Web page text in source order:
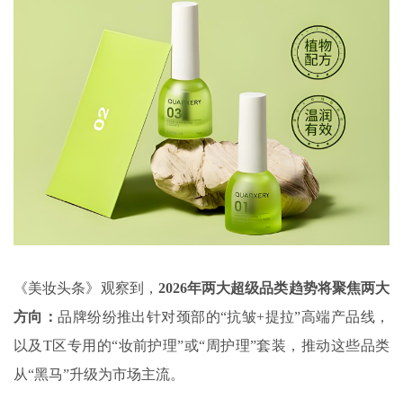
《美妆头条》观察到， 2026年两大超级品类趋势将聚焦两大
方向：品牌纷纷推出针对颈部的“抗皱+提拉”高端产品线，
以及T区专用的“妆前护理”或“周护理”套装，推动这些品类
从“黑马”升级为市场主流。